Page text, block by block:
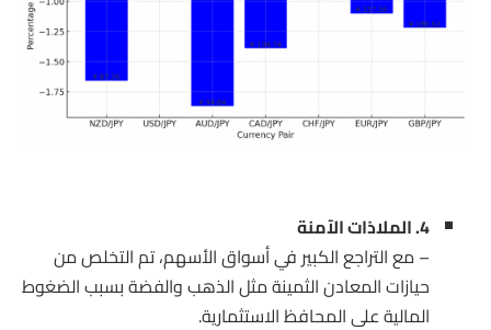
4. الملاذات الآمنة
– مع التراجع الكبير في أسواق الأسهم، تم التخلص من
حيازات المعادن الثمينة مثل الذهب والفضة بسبب الضغوط
المالية على المحافظ الاستثمارية.